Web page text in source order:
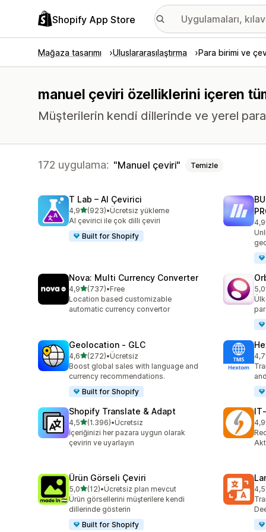
Shopify App Store
Mağaza tasarımı Uluslararasılaştırma Para birimi ve
manuel çeviri özelliklerini içeren
Müşterilerin kendi dillerinde ve yerel para
172 uygulama: Manuel çeviri Temizle
T Lab – AI Çevirici
4,95 yıldız üzerinden
(923)
toplam 923 değerlendirme
•Ücretsiz yükleme
AI çevirici ile çok dilli çeviri
Built for Shopify
4,9
Nova: Multi Currency Converter
4,95 yıldız üzerinden
(737)
toplam 737 değerlendirme
•Free
Location based customizable
automatic currency convertor
5,0
Geolocation ‑ GLC
4,65 yıldız üzerinden
(272)
toplam 272 değerlendirme
•Ücretsiz
Boost global sales with language and
currency recommendations.
Built for Shopify
4,7
Shopify Translate & Adapt
4,55 yıldız üzerinden
(1.396)
toplam 1396 değerlendirme
•Ücretsiz
İçeriğinizi her pazara uygun olarak
çevirin ve uyarlayın
4,9
Ürün Görseli Çeviri
5,05 yıldız üzerinden
(12)
toplam 12 değerlendirme
•Ücretsiz plan mevcut
Ürün görsellerini müşterilere kendi
dillerinde gösterin
Built for Shopify
4,5